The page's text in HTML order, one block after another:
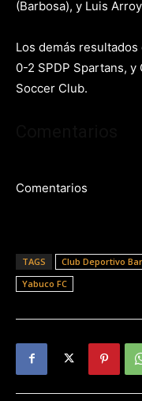
(Barbosa), y Luis
Los demás
0-2 SPDP Spartans,
Soccer Club.
Comentarios
TAGS Club Deportivo
Yabuco FC